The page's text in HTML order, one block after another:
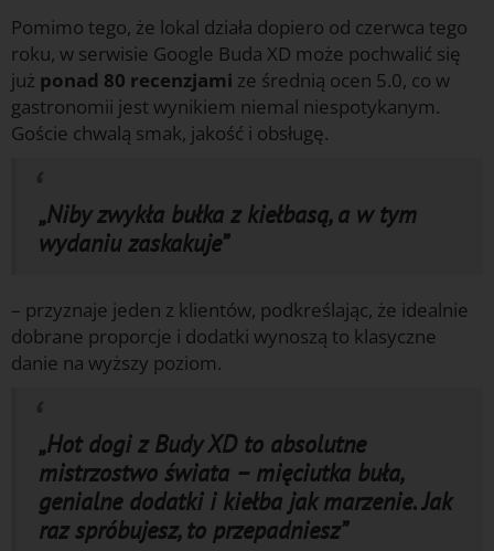
Pomimo tego, że lokal działa dopiero od czerwca tego
roku, w serwisie Google Buda XD może pochwalić się
już ponad 80 recenzjami ze średnią ocen 5.0, co w
gastronomii jest wynikiem niemal niespotykanym.
Goście chwalą smak, jakość i obsługę.
„Niby zwykła bułka z kiełbasą, a w tym
wydaniu zaskakuje”
– przyznaje jeden z klientów, podkreślając, że idealnie
dobrane proporcje i dodatki wynoszą to klasyczne
danie na wyższy poziom.
„Hot dogi z Budy XD to absolutne
mistrzostwo świata – mięciutka buła,
genialne dodatki i kiełba jak marzenie. Jak
raz spróbujesz, to przepadniesz”